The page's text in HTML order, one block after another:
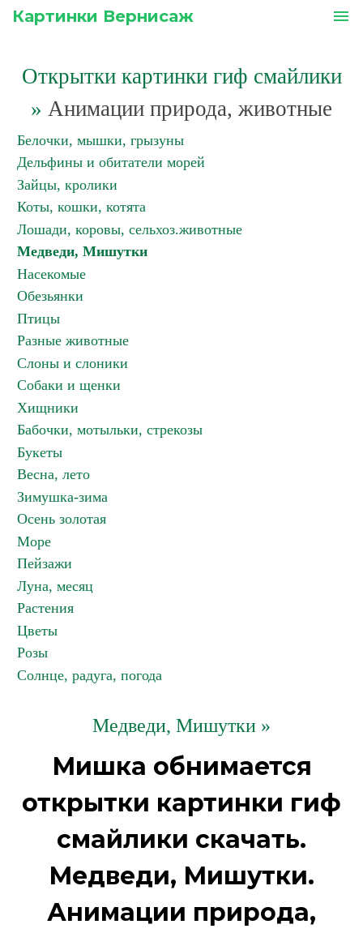
Картинки Вернисаж menu
Открытки картинки гиф смайлики
» Анимации природа, животные
Белочки, мышки, грызуны
Дельфины и обитатели морей
Зайцы, кролики
Коты, кошки, котята
Лошади, коровы, сельхоз.животные
Медведи, Мишутки
Насекомые
Обезьянки
Птицы
Разные животные
Слоны и слоники
Собаки и щенки
Хищники
Бабочки, мотыльки, стрекозы
Букеты
Весна, лето
Зимушка-зима
Осень золотая
Море
Пейзажи
Луна, месяц
Растения
Цветы
Розы
Солнце, радуга, погода
Медведи, Мишутки »
Мишка обнимается
открытки картинки гиф
смайлики скачать.
Медведи, Мишутки.
Анимации природа,